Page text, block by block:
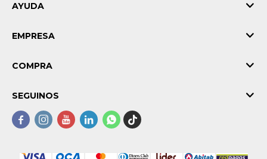
AYUDA
EMPRESA
COMPRA
SEGUINOS
    